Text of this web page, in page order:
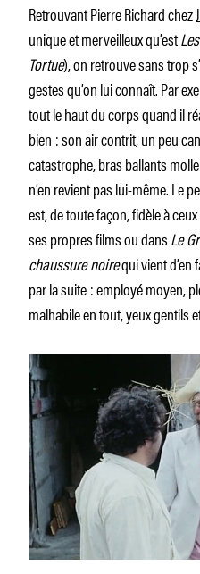
Retrouvant Pierre Richard chez
unique et merveilleux qu’est
Tortue), on retrouve sans trop
gestes qu’on lui connaît. Par
tout le haut du corps quand il
bien : son air contrit, un peu
catastrophe, bras ballants
n’en revient pas lui-même. Le
est, de toute façon, fidèle à
ses propres films ou dansLe
chaussure noirequi vient d’en
par la suite : employé moyen,
malhabile en tout, yeux gentils